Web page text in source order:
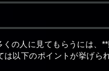
の人に見てもらうには、
以下のポイントが挙げら